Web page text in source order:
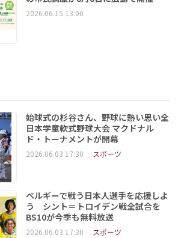
2026.06.15 13:00
始球式の杉谷さん、野球に熱い思い全
日本学童軟式野球大会 マクドナル
ド・トーナメントが開幕
2026.06.03 17:30 スポーツ
ベルギーで戦う日本人選手を応援しよ
う シント＝トロイデン戦全試合を
BS10が今季も無料放送
2026.06.03 17:30 スポーツ